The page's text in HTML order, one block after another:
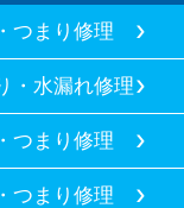
つまり修理
・水漏れ修理
つまり修理
つまり修理